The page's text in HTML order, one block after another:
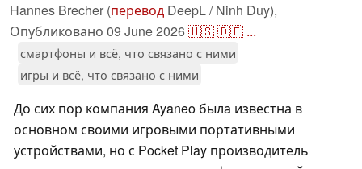
Hannes Brecher (перевод DeepL / Ninh Duy),
Опубликовано 09 June 2026🇺🇸🇩🇪 ...
смартфоны и всё, что связано с ними
игры и всё, что связано с ними
До сих пор компания Ayaneo была известна в
основном своими игровыми портативными
устройствами, но с Pocket Play производитель